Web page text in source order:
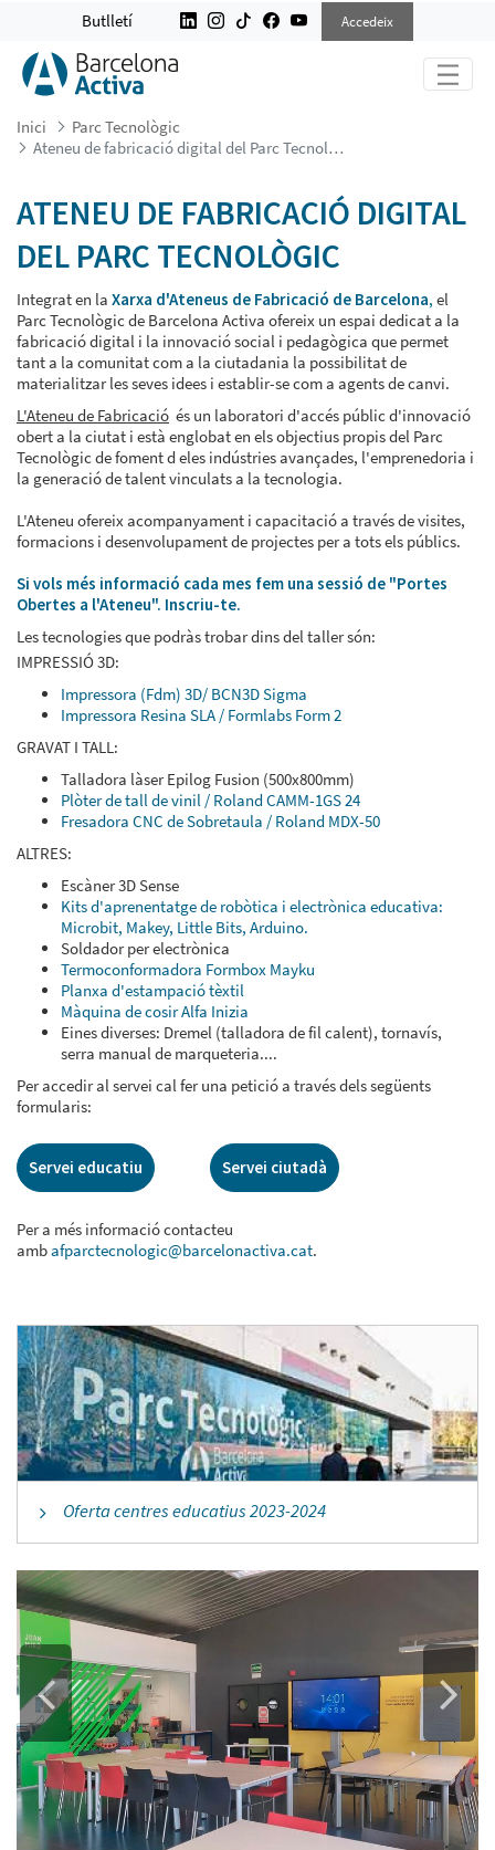
ATENEU DE FABRICACIÓ DIGITAL
Butlletí Accedeix
Inici
Parc Tecnològic
Ateneu de fabricació digital del Parc Tecnològic
ATENEU DE FABRICACIÓ DIGITAL
DEL PARC TECNOLÒGIC
Integrat en la Xarxa d'Ateneus de Fabricació de Barcelona, el
Parc Tecnològic de Barcelona Activa ofereix un espai dedicat a la
fabricació digital i la innovació social i pedagògica que permet
tant a la comunitat com a la ciutadania la possibilitat de
materialitzar les seves idees i establir-se com a agents de canvi.
L'Ateneu de Fabricació és un laboratori d'accés públic d'innovació
obert a la ciutat i està englobat en els objectius propis del Parc
Tecnològic de foment d eles indústries avançades, l'emprenedoria i
la generació de talent vinculats a la tecnologia.
L'Ateneu ofereix acompanyament i capacitació a través de visites,
formacions i desenvolupament de projectes per a tots els públics.
Si vols més informació cada mes fem una sessió de "Portes
Obertes a l'Ateneu". Inscriu-te.
Les tecnologies que podràs trobar dins del taller són:
IMPRESSIÓ 3D:
Impressora (Fdm) 3D/ BCN3D Sigma
Impressora Resina SLA / Formlabs Form 2
GRAVAT I TALL:
Talladora làser Epilog Fusion (500x800mm)
Plòter de tall de vinil / Roland CAMM-1GS 24
Fresadora CNC de Sobretaula / Roland MDX-50
ALTRES:
Escàner 3D Sense
Kits d'aprenentatge de robòtica i electrònica educativa:
Microbit, Makey, Little Bits, Arduino.
Soldador per electrònica
Termoconformadora Formbox Mayku
Planxa d'estampació tèxtil
Màquina de cosir Alfa Inizia
Eines diverses: Dremel (talladora de fil calent), tornavís,
serra manual de marqueteria....
Per accedir al servei cal fer una petició a través dels següents
formularis:
Servei educatiu Servei ciutadà
Per a més informació contacteu
ambafparctecnologic@barcelonactiva.cat.
Oferta centres educatius 2023-2024